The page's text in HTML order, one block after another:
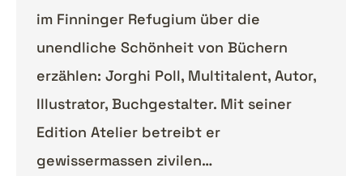
im Finninger Refugium über die
unendliche Schönheit von Büchern
erzählen: Jorghi Poll, Multitalent, Autor,
Illustrator, Buchgestalter. Mit seiner
Edition Atelier betreibt er
gewissermassen zivilen…